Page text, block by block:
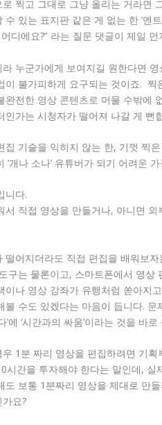
찍고 그대로 그냥 올리는 거라면
수 있는 표지판 같은 게 없는 한 ‘멘
디에요?” 라는 질문 댓글이 제일
누군가에게 보여지길 원한다면
이 불가피하게 요구되는 것이죠.
완전한 영상 콘텐츠로 머물 수밖에
인가는 시청자가 떨어져 나갈 게 뻔
집 기술을 익히지 않는 한, 기껏 찍
‘개나 소나’ 유튜버가 되기 어려운
니다.
서 직접 영상을 만들거나, 아니면
떨어지더라도 직접 편집을 배워보
구는 물론이고, 스마트폰에서 영
이나 영상 강좌가 유행처럼 쏟아지
볼 수도 있겠다는 마음이 듭니다.
’에 ‘시간과의 싸움’이라는 것을 바
1분 짜리 영상을 편집하려면 기
시간을 투자해야 한다는 말인데,
도 보통 1분짜리 영상을 제대로 만
요?